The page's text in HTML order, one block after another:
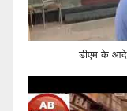
डीएम के